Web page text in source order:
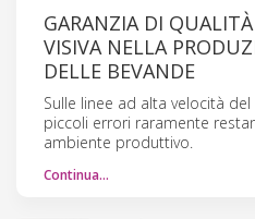
GARANZIA DI
VISIVA NELLA
DELLE BEVANDE
Sulle linee ad alta velocità
piccoli errori raramente
ambiente produttivo.
Continua…